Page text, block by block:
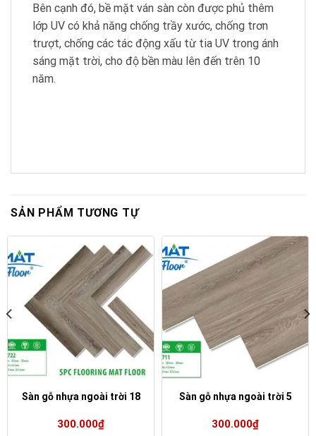
Bên cạnh đó, bề mặt ván sàn còn được phủ thêm
lớp UV có khả năng chống trầy xước, chống trơn
trượt, chống các tác động xấu từ tia UV trong ánh
sáng mặt trời, cho độ bền màu lên đến trên 10
năm.
SẢN PHẨM TƯƠNG TỰ
Sàn gỗ nhựa ngoài trời 18
300.000₫
Sàn gỗ nhựa ngoài trời 5
300.000₫